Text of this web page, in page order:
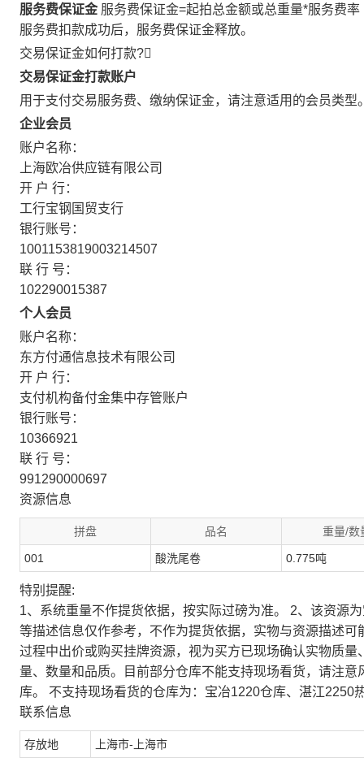
服务费保证金 服务费保证金=起拍总金额或总重量*服务费率
服务费扣款成功后，服务费保证金释放。
交易保证金如何打款?
交易保证金打款账户
用于支付交易服务费、缴纳保证金，请注意适用的会员类型
企业会员
账户名称：
上海欧冶供应链有限公司
开 户 行：
工行宝钢国贸支行
银行账号：
1001153819003214507
联 行 号：
102290015387
个人会员
账户名称：
东方付通信息技术有限公司
开 户 行：
支付机构备付金集中存管账户
银行账号：
10366921
联 行 号：
991290000697
资源信息
拼盘 品名 重量/数
001 酸洗尾卷 0.775吨
特别提醒:
1、系统重量不作提货依据，按实际过磅为准。 2、该资源
等描述信息仅作参考，不作为提货依据，实物与资源描述
过程中出价或购买挂牌资源，视为买方已现场确认实物质
量、数量和品质。目前部分仓库不能支持现场看货，请注
库。 不支持现场看货的仓库为：宝冶1220仓库、湛江2250
联系信息
存放地 上海市-上海市